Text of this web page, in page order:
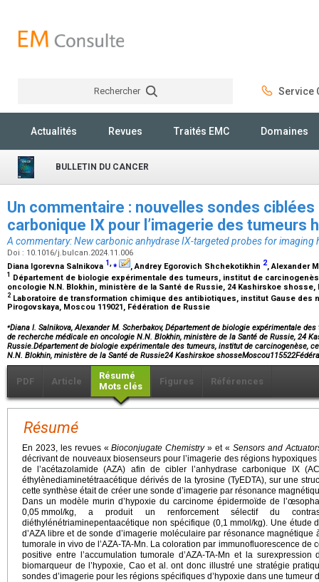
Rechercher Service
Actualités Revues Traités EMC Domaines
BULLETIN DU CANCER
Un commentaire : nouvelles sondes ciblées
carbonique IX pour l’imagerie des tumeurs
A commentary: New carbonic anhydrase IX-targeted probes for imaging
Doi : 10.1016/j.bulcan.2024.11.006
Diana Igorevna Salnikova 1,⁎ , Andrey Egorovich Shchekotikhin 2, Alexander
1 Département de biologie expérimentale des tumeurs, institut de
oncologie N.N. Blokhin, ministère de la Santé de Russie, 24 Kashirskoe
2 Laboratoire de transformation chimique des antibiotiques, institut Gause des
Pirogovskaya, Moscou 119021, Fédération de Russie
⁎Diana I. Salnikova, Alexander M. Scherbakov, Département de biologie expérimentale
de recherche médicale en oncologie N.N. Blokhin, ministère de la Santé de Russie, 24
Russie.Département de biologie expérimentale des tumeurs, institut de carcinogenèse,
N.N. Blokhin, ministère de la Santé de Russie24 Kashirskoe
PDF Article
Résumé
Mots clés
Figures Références
Résumé
En 2023, les revues «Bioconjugate Chemistry» et « Sensors and
décrivant de nouveaux biosenseurs pour l’imagerie des régions
de l’acétazolamide (AZA) afin de cibler l’anhydrase carbonique IX
éthylènediaminetétraacétique dérivés de la tyrosine (TyEDTA), sur une
cette synthèse était de créer une sonde d’imagerie par résonance
Dans un modèle murin d’hypoxie du carcinome épidermoïde de
0,05 mmol/kg, a produit un renforcement sélectif du
diéthylénétriaminepentaacétique non spécifique (0,1 mmol/kg). Une étude
d’AZA libre et de sonde d’imagerie moléculaire par résonance
tumorale in vivo de l’AZA-TA-Mn. La coloration par immunofluorescence de
positive entre l’accumulation tumorale d’AZA-TA-Mn et la
biomarqueur de l’hypoxie, Cao et al. ont donc illustré une stratégie
sondes d’imagerie pour les régions spécifiques d’hypoxie dans une tumeur